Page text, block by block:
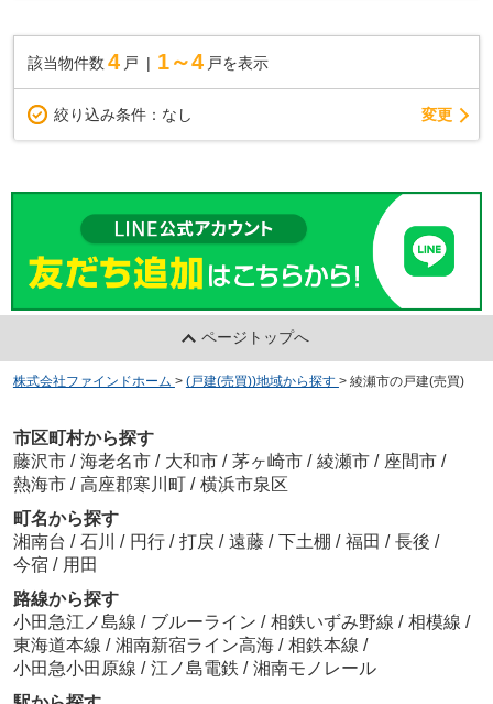
該当物件数 4 戸 1～4 戸を表示
絞り込み条件： なし 変更
ページトップへ
株式会社ファインドホーム > (戸建(売買))地域から探す > 綾瀬市の戸建(売買)
市区町村から探す
藤沢市 / 海老名市 / 大和市 / 茅ヶ崎市 / 綾瀬市 / 座間市 /
熱海市 / 高座郡寒川町 / 横浜市泉区
町名から探す
湘南台 / 石川 / 円行 / 打戻 / 遠藤 / 下土棚 / 福田 / 長後 /
今宿 / 用田
路線から探す
小田急江ノ島線 / ブルーライン / 相鉄いずみ野線 / 相模線 /
東海道本線 / 湘南新宿ライン高海 / 相鉄本線 /
小田急小田原線 / 江ノ島電鉄 / 湘南モノレール